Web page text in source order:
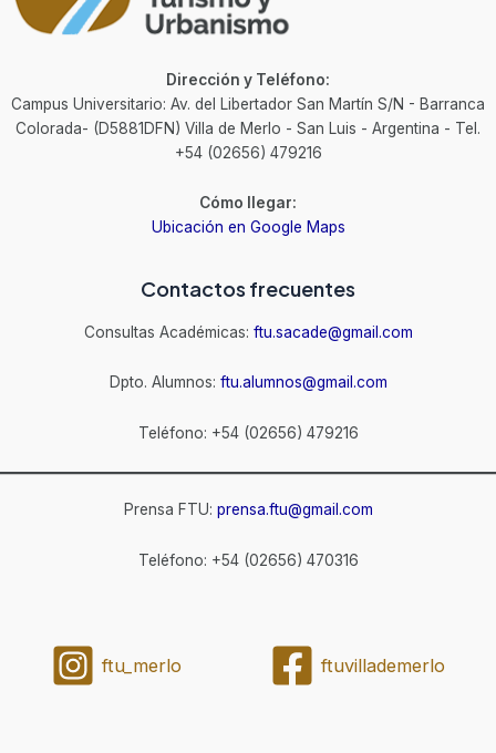
Dirección y Teléfono:
Campus Universitario: Av. del Libertador San Martín S/N - Barranca
Colorada- (D5881DFN) Villa de Merlo - San Luis - Argentina - Tel.
+54 (02656) 479216
Cómo llegar:
Ubicación en Google Maps
Contactos frecuentes
Consultas Académicas: ftu.sacade@gmail.com
Dpto. Alumnos: ftu.alumnos@gmail.com
Teléfono: +54 (02656) 479216
Prensa FTU: prensa.ftu@gmail.com
Teléfono: +54 (02656) 470316
ftu_merlo ftuvillademerlo